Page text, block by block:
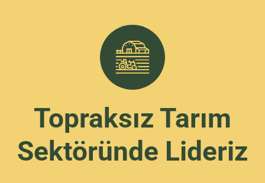
Topraksız Tarım
Sektöründe Lideriz